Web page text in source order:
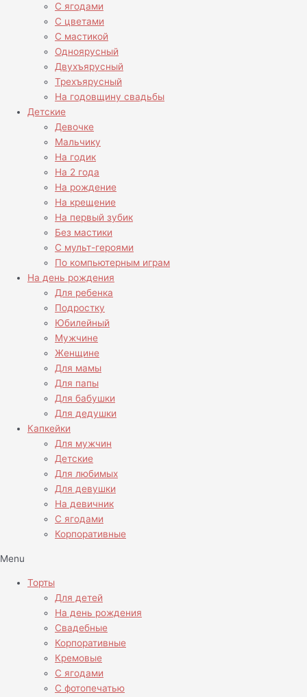
С ягодами
С цветами
С мастикой
Одноярусный
Двухъярусный
Трехъярусный
На годовщину свадьбы
Детские
Девочке
Мальчику
На годик
На 2 года
На рождение
На крещение
На первый зубик
Без мастики
С мульт-героями
По компьютерным играм
На день рождения
Для ребенка
Подростку
Юбилейный
Мужчине
Женщине
Для мамы
Для папы
Для бабушки
Для дедушки
Капкейки
Для мужчин
Детские
Для любимых
Для девушки
На девичник
С ягодами
Корпоративные
Menu
Торты
Для детей
На день рождения
Свадебные
Корпоративные
Кремовые
С ягодами
С фотопечатью